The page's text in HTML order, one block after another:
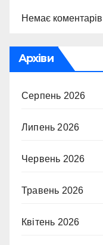
Немає коментарів
Архіви
Серпень 2026
Липень 2026
Червень 2026
Травень 2026
Квітень 2026